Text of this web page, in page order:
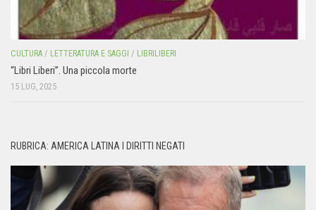
CULTURA / LETTERATURA E SAGGI / LIBRILIBERI
“Libri Liberi”. Una piccola morte
15 LUG, 2025
RUBRICA: AMERICA LATINA I DIRITTI NEGATI